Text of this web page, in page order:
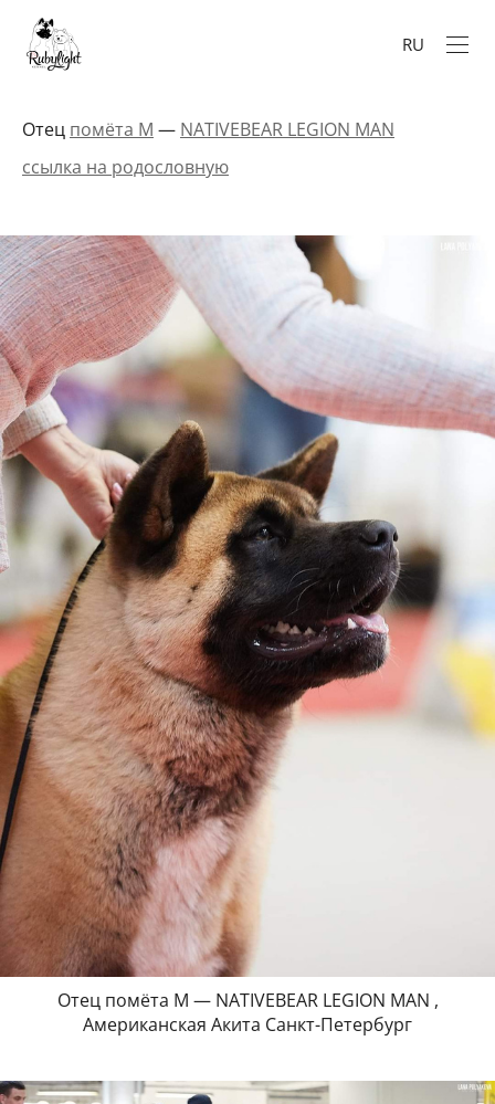
RU
Отец помёта М — NATIVEBEAR LEGION MAN
ссылка на родословную
Отец помёта М — NATIVEBEAR LEGION MAN ,
Американская Акита Санкт-Петербург